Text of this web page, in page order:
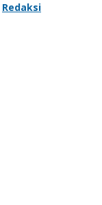
Redaksi